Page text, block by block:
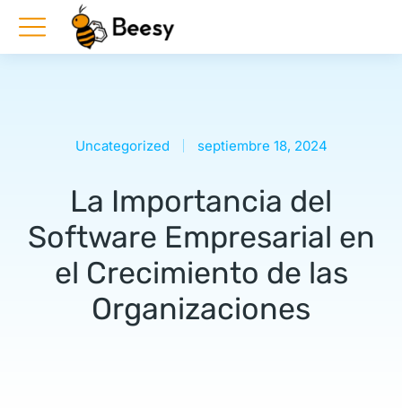
Uncategorized septiembre 18, 2024
La Importancia del
Software Empresarial en
el Crecimiento de las
Organizaciones